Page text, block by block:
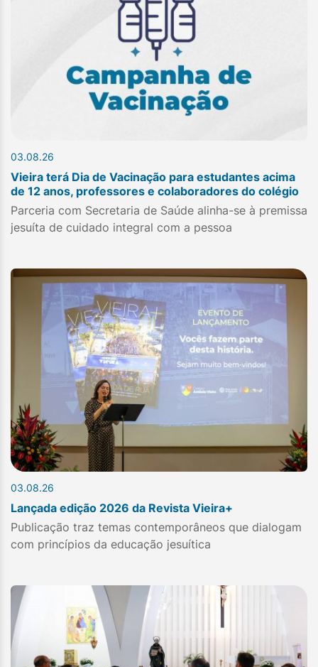
03.08.26
Vieira terá Dia de Vacinação para estudantes acima
de 12 anos, professores e colaboradores do colégio
Parceria com Secretaria de Saúde alinha-se à premissa
jesuíta de cuidado integral com a pessoa
03.08.26
Lançada edição 2026 da Revista Vieira+
Publicação traz temas contemporâneos que dialogam
com princípios da educação jesuítica